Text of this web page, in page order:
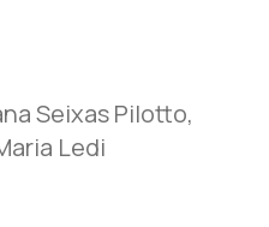
Seixas Pilotto,
Ledi